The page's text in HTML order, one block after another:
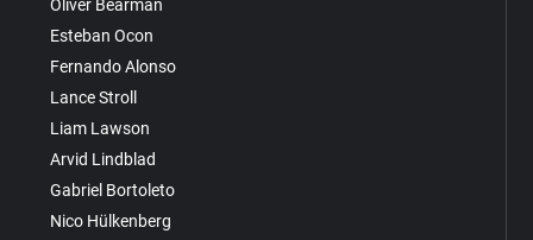
Oliver Bearman
Esteban Ocon
Fernando Alonso
Lance Stroll
Liam Lawson
Arvid Lindblad
Gabriel Bortoleto
Nico Hülkenberg